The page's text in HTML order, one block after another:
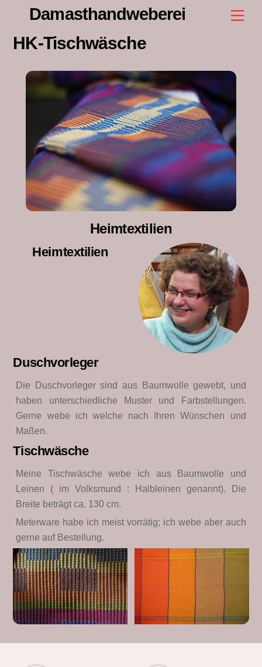
content
Damasthandweberei
HK-Tischwäsche
Heimtextilien
Heimtextilien
Duschvorleger
Die Duschvorleger sind aus Baumwolle gewebt, und
haben unterschiedliche Muster und Farbstellungen.
Gerne webe ich welche nach Ihren Wünschen und
Maßen.
Tischwäsche
Meine Tischwäsche webe ich aus Baumwolle und
Leinen ( im Volksmund : Halbleinen genannt). Die
Breite beträgt ca. 130 cm.
Meterware habe ich meist vorrätig; ich webe aber auch
gerne auf Bestellung.